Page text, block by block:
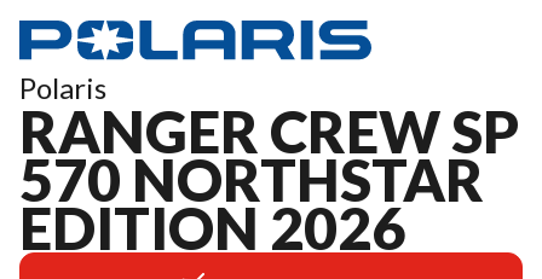
Polaris
RANGER CREW SP
570 NORTHSTAR
EDITION 2026